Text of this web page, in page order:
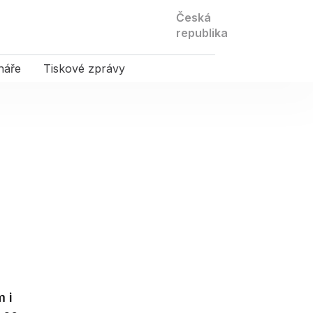
Česká
republika
Tiskové zprávy
i